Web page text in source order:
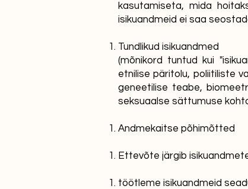
kasutamiseta, mida
isikuandmeid ei saa
Tundlikud isikuandmed
(mõnikord tuntud kui
etnilise päritolu, poliitiliste
geneetilise teabe,
seksuaalse sättumuse
Andmekaitse põhimõtted
Ettevõte järgib
töötleme isikuandmeid